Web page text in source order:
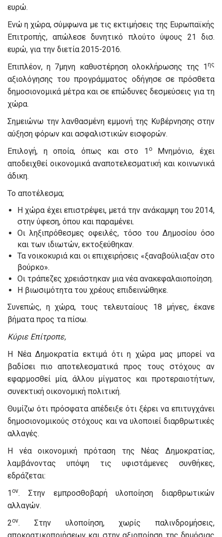
ευρώ.
Ενώ η χώρα, σύμφωνα με τις εκτιμήσεις της Ευρωπαϊκής
Επιτροπής, απώλεσε δυνητικό πλούτο ύψους 21 δισ.
ευρώ, για την διετία 2015-2016.
Επιπλέον, η 7μηνη καθυστέρηση ολοκλήρωσης της 1ης
αξιολόγησης του προγράμματος οδήγησε σε πρόσθετα
δημοσιονομικά μέτρα και σε επώδυνες δεσμεύσεις για τη
χώρα.
Σημειώνω την λανθασμένη εμμονή της Κυβέρνησης στην
αύξηση φόρων και ασφαλιστικών εισφορών.
Επιλογή, η οποία, όπως και στο 1 οΜνημόνιο, έχει
αποδειχθεί οικονομικά αναποτελεσματική και κοινωνικά
άδικη.
Το αποτέλεσμα;
Η χώρα έχει επιστρέψει, μετά την ανάκαμψη του 2014,
στην ύφεση, όπου και παραμένει.
Οι ληξιπρόθεσμες οφειλές, τόσο του Δημοσίου όσο
και των ιδιωτών, εκτοξεύθηκαν.
Τα νοικοκυριά και οι επιχειρήσεις «ξαναβούλιαξαν στο
βούρκο».
Οι τράπεζες χρειάστηκαν μια νέα ανακεφαλαιοποίηση.
Η βιωσιμότητα του χρέους επιδεινώθηκε.
Συνεπώς, η χώρα, τους τελευταίους 18 μήνες, έκανε
βήματα προς τα πίσω.
Κύριε Επίτροπε,
Η Νέα Δημοκρατία εκτιμά ότι η χώρα μας μπορεί να
βαδίσει πιο αποτελεσματικά προς τους στόχους αν
εφαρμοσθεί μία, άλλου μίγματος και προτεραιοτήτων,
συνεκτική οικονομική πολιτική.
Θυμίζω ότι πρόσφατα απέδειξε ότι ξέρει να επιτυγχάνει
δημοσιονομικούς στόχους και να υλοποιεί διαρθρωτικές
αλλαγές.
Η νέα οικονομική πρόταση της Νέας Δημοκρατίας,
λαμβάνοντας υπόψη τις υφιστάμενες συνθήκες,
εδράζεται:
1 ον. Στην εμπροσθοβαρή υλοποίηση διαρθρωτικών
αλλαγών.
2ον. Στην υλοποίηση, χωρίς παλινδρομήσεις,